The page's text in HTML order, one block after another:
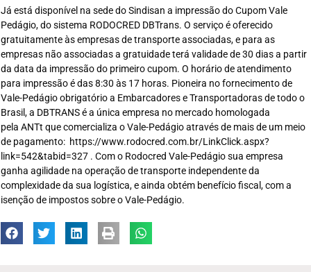
Já está disponível na sede do Sindisan a impressão do Cupom Vale
Pedágio, do sistema RODOCRED DBTrans. O serviço é oferecido
gratuitamente às empresas de transporte associadas, e para as
empresas não associadas a gratuidade terá validade de 30 dias a partir
da data da impressão do primeiro cupom. O horário de atendimento
para impressão é das 8:30 às 17 horas. Pioneira no fornecimento de
Vale-Pedágio obrigatório a Embarcadores e Transportadoras de todo o
Brasil, a DBTRANS é a única empresa no mercado homologada
pela ANTt que comercializa o Vale-Pedágio através de mais de um meio
de pagamento: https://www.rodocred.com.br/LinkClick.aspx?
link=542&tabid=327 . Com o Rodocred Vale-Pedágio sua empresa
ganha agilidade na operação de transporte independente da
complexidade da sua logística, e ainda obtém benefício fiscal, com a
isenção de impostos sobre o Vale-Pedágio.